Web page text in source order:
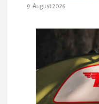
9. August 2026